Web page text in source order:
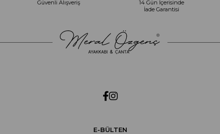
Güvenli Alışveriş
14 Gün İçerisinde
İade Garantisi
E-BÜLTEN